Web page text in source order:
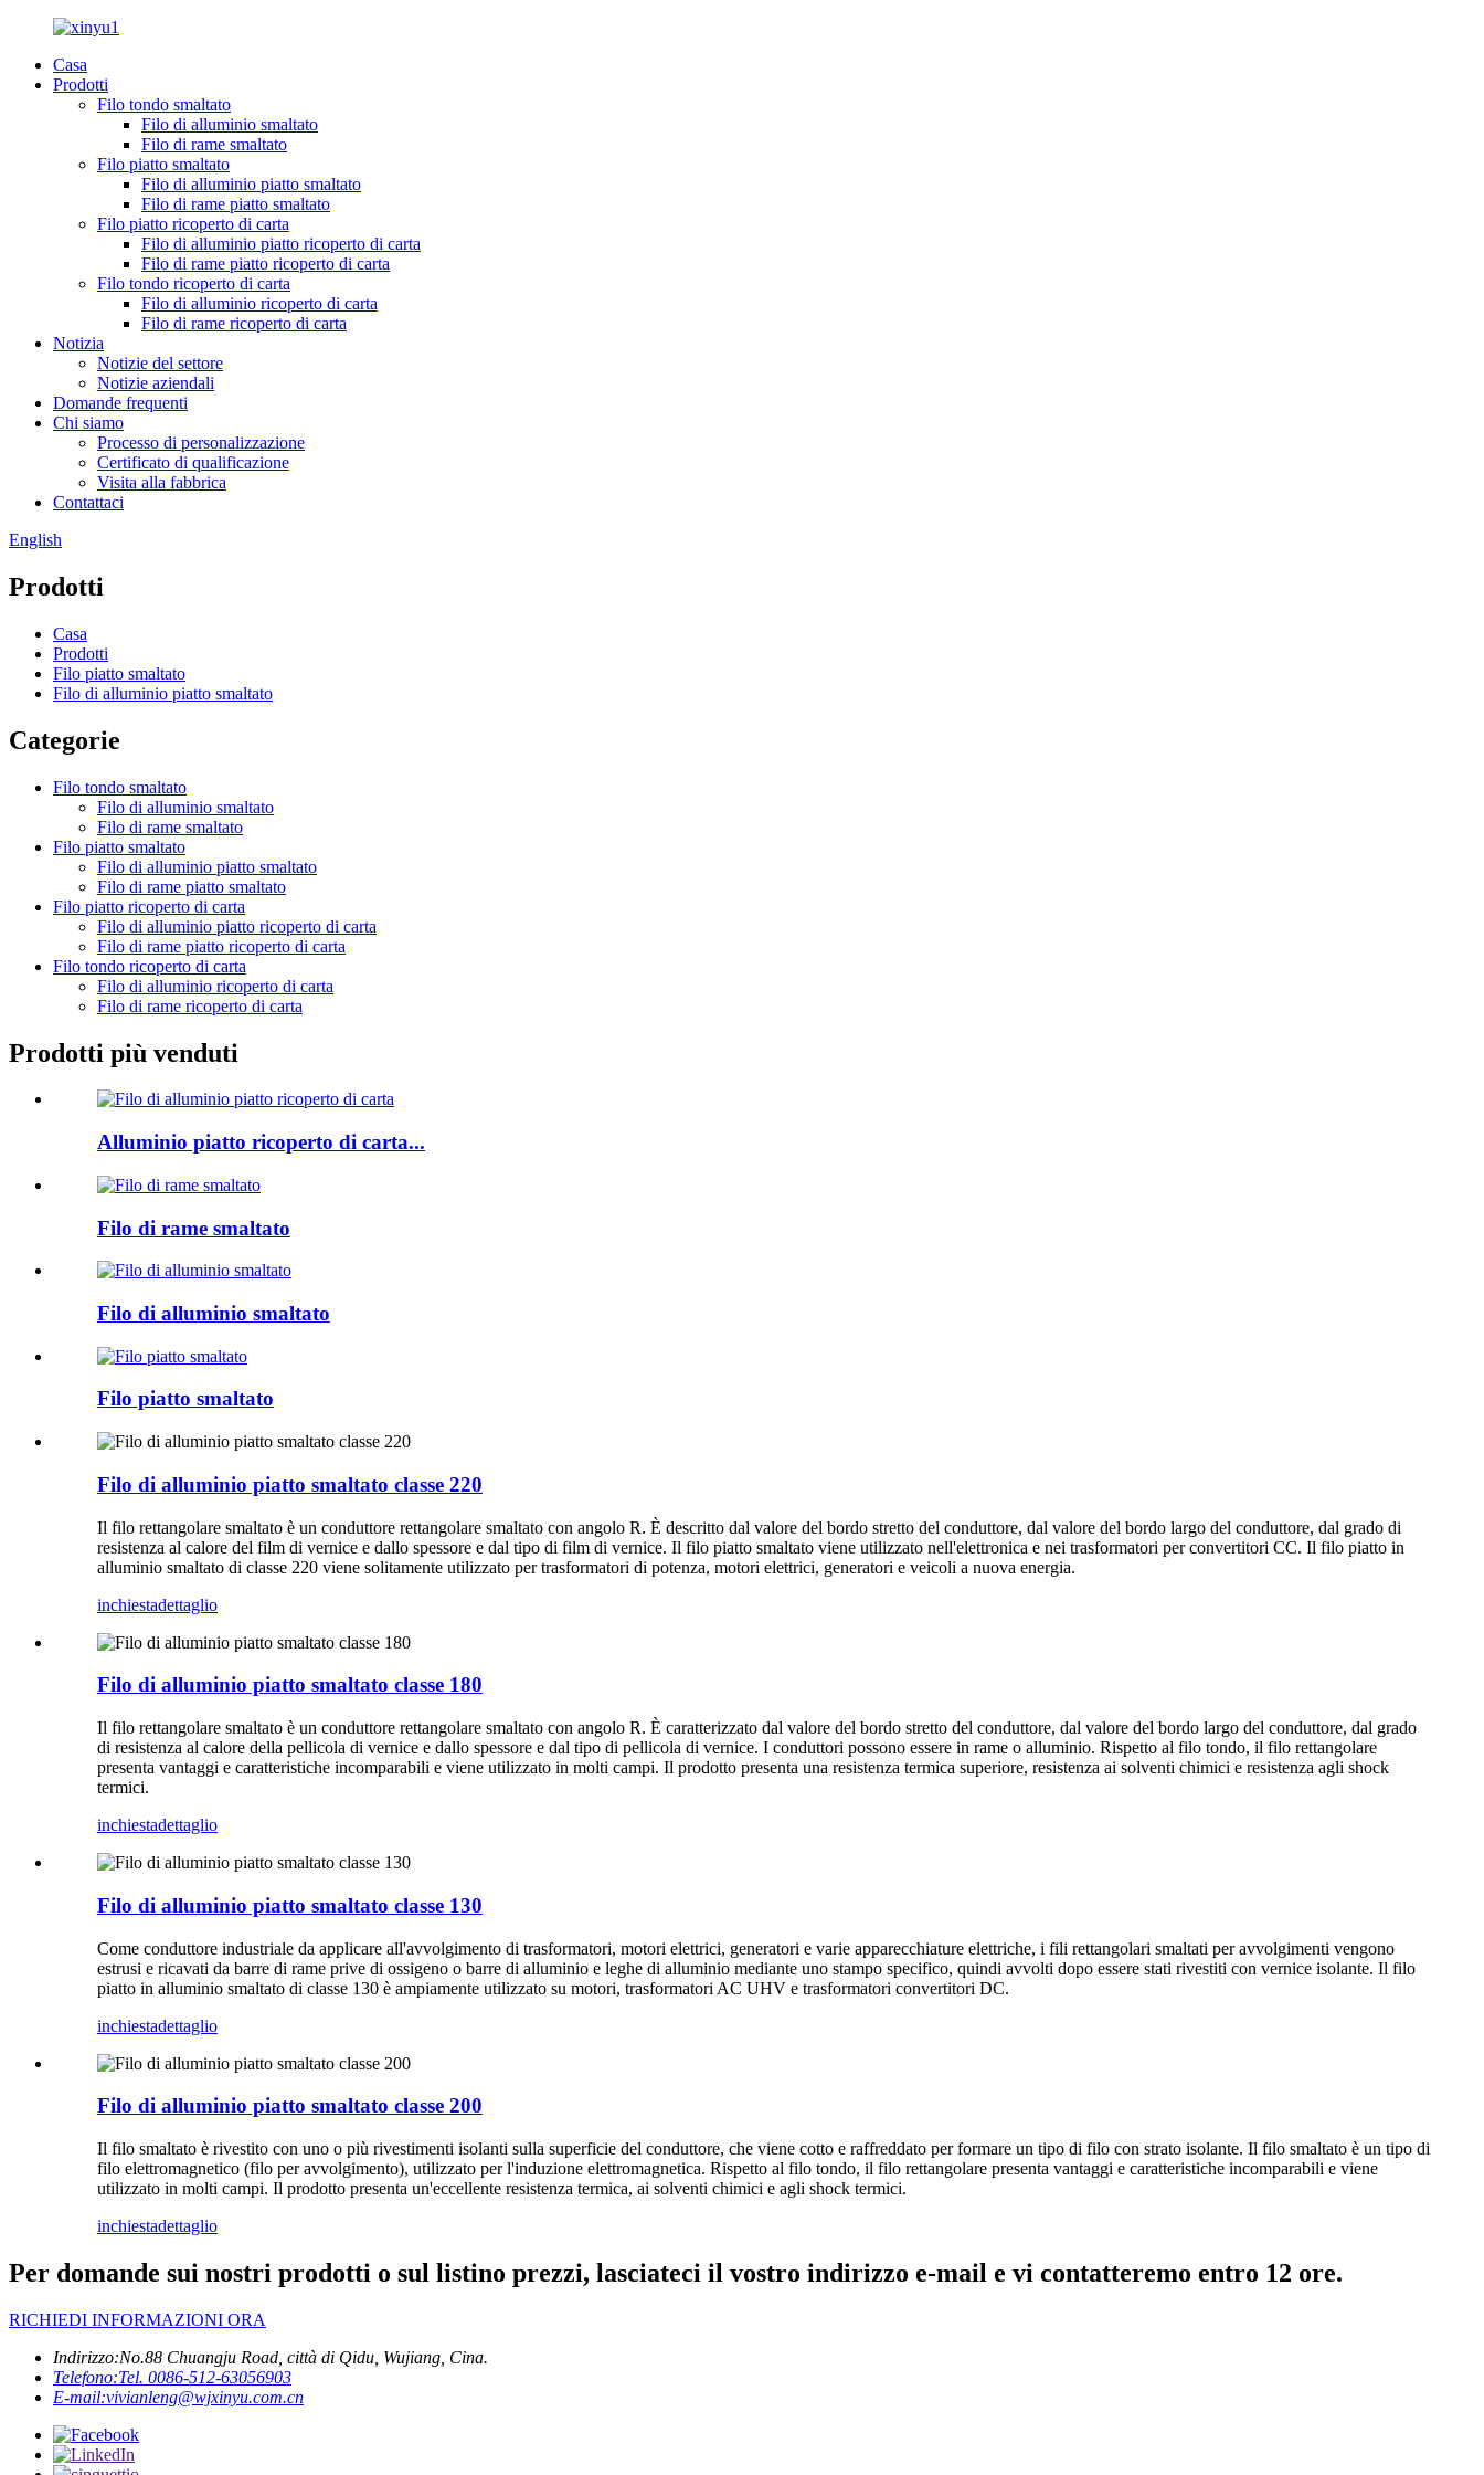
Casa
Prodotti
Filo tondo smaltato
Filo di alluminio smaltato
Filo di rame smaltato
Filo piatto smaltato
Filo di alluminio piatto smaltato
Filo di rame piatto smaltato
Filo piatto ricoperto di carta
Filo di alluminio piatto ricoperto di carta
Filo di rame piatto ricoperto di carta
Filo tondo ricoperto di carta
Filo di alluminio ricoperto di carta
Filo di rame ricoperto di carta
Notizia
Notizie del settore
Notizie aziendali
Domande frequenti
Chi siamo
Processo di personalizzazione
Certificato di qualificazione
Visita alla fabbrica
Contattaci
English
Prodotti
Casa
Prodotti
Filo piatto smaltato
Filo di alluminio piatto smaltato
Categorie
Filo tondo smaltato
Filo di alluminio smaltato
Filo di rame smaltato
Filo piatto smaltato
Filo di alluminio piatto smaltato
Filo di rame piatto smaltato
Filo piatto ricoperto di carta
Filo di alluminio piatto ricoperto di carta
Filo di rame piatto ricoperto di carta
Filo tondo ricoperto di carta
Filo di alluminio ricoperto di carta
Filo di rame ricoperto di carta
Prodotti più venduti
Alluminio piatto ricoperto di carta...
Filo di rame smaltato
Filo di alluminio smaltato
Filo piatto smaltato
Filo di alluminio piatto smaltato classe 220
Il filo rettangolare smaltato è un conduttore rettangolare smaltato con angolo R. È descritto dal valore del bordo stretto del conduttore, dal valore del bordo largo del conduttore, dal grado di
resistenza al calore del film di vernice e dallo spessore e dal tipo di film di vernice. Il filo piatto smaltato viene utilizzato nell'elettronica e nei trasformatori per convertitori CC. Il filo piatto in
alluminio smaltato di classe 220 viene solitamente utilizzato per trasformatori di potenza, motori elettrici, generatori e veicoli a nuova energia.
inchiestadettaglio
Filo di alluminio piatto smaltato classe 180
Il filo rettangolare smaltato è un conduttore rettangolare smaltato con angolo R. È caratterizzato dal valore del bordo stretto del conduttore, dal valore del bordo largo del conduttore, dal grado
di resistenza al calore della pellicola di vernice e dallo spessore e dal tipo di pellicola di vernice. I conduttori possono essere in rame o alluminio. Rispetto al filo tondo, il filo rettangolare
presenta vantaggi e caratteristiche incomparabili e viene utilizzato in molti campi. Il prodotto presenta una resistenza termica superiore, resistenza ai solventi chimici e resistenza agli shock
termici.
inchiestadettaglio
Filo di alluminio piatto smaltato classe 130
Come conduttore industriale da applicare all'avvolgimento di trasformatori, motori elettrici, generatori e varie apparecchiature elettriche, i fili rettangolari smaltati per avvolgimenti vengono
estrusi e ricavati da barre di rame prive di ossigeno o barre di alluminio e leghe di alluminio mediante uno stampo specifico, quindi avvolti dopo essere stati rivestiti con vernice isolante. Il filo
piatto in alluminio smaltato di classe 130 è ampiamente utilizzato su motori, trasformatori AC UHV e trasformatori convertitori DC.
inchiestadettaglio
Filo di alluminio piatto smaltato classe 200
Il filo smaltato è rivestito con uno o più rivestimenti isolanti sulla superficie del conduttore, che viene cotto e raffreddato per formare un tipo di filo con strato isolante. Il filo smaltato è un tipo di
filo elettromagnetico (filo per avvolgimento), utilizzato per l'induzione elettromagnetica. Rispetto al filo tondo, il filo rettangolare presenta vantaggi e caratteristiche incomparabili e viene
utilizzato in molti campi. Il prodotto presenta un'eccellente resistenza termica, ai solventi chimici e agli shock termici.
inchiestadettaglio
Per domande sui nostri prodotti o sul listino prezzi, lasciateci il vostro indirizzo e-mail e vi contatteremo entro 12 ore.
RICHIEDI INFORMAZIONI ORA
Indirizzo:No.88 Chuangju Road, città di Qidu, Wujiang, Cina.
Telefono:Tel. 0086-512-63056903
E-mail:vivianleng@wjxinyu.com.cn